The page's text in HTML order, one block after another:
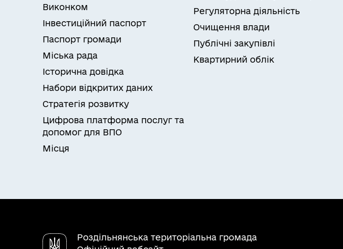
Виконком
Інвестиційний паспорт
Паспорт громади
Міська рада
Історична довідка
Набори відкритих даних
Стратегія розвитку
Цифрова платформа послуг та
допомог для ВПО
Місця
Регуляторна діяльність
Очищення влади
Публічні закупівлі
Квартирний облік
Роздільнянська територіальна громада